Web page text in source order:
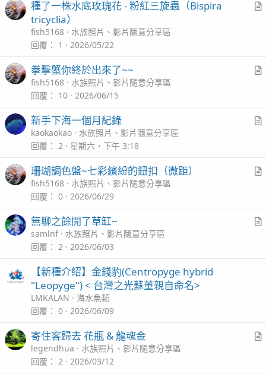
l
種了一株水底玫瑰花 - 粉紅三旋蟲（Bispira
tricyclia）
fish5168
水族照片、影片隨意分享區
回覆
1 2026/05/22
c
拳擊蟹你終於出來了~~
fish5168
水族照片、影片隨意分享區
回覆
10 2026/06/15
c
新手下海一個月紀錄
kaokaokao
水族照片、影片隨意分享區
回覆
2 星期六，下午 3:18
c
珊瑚調色盤~七彩繽紛的鈕扣（微距）
fish5168
水族照片、影片隨意分享區
回覆
0 2026/06/29
無聊之餘開了草缸~
samlnf
水族照片、影片隨意分享區
回覆
2 2026/06/03
【新種介紹】金錢豹(Centropyge hybrid
"Leopyge") < 台灣之光蘇董親自命名>
LMKALAN
海水魚類
回覆
0 2026/06/09
寄住客歸去 花瓶 & 龍魂金
legendhua
水族照片、影片隨意分享區
回覆
2 2026/03/12